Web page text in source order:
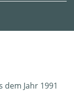
Jahr 1991